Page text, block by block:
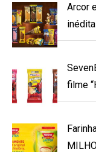
Arcor
inédita
filme